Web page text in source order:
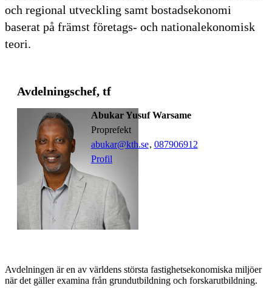
och regional utveckling samt bostadsekonomi
baserat på främst företags- och nationalekonomisk
teori.
Avdelningschef, tf
Abukar Yusuf Warsame
proprefekt
abukar@kth.se, 087906912
Profil
Avdelningen är en av världens största fastighetsekonomiska miljöer
när det gäller examina från grundutbildning och forskarutbildning.